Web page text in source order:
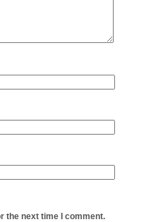
the next time I comment.